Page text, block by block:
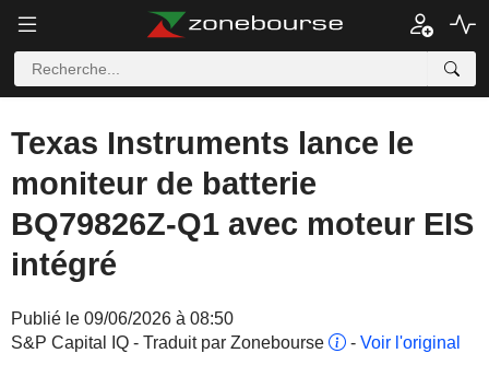
Texas Instruments lance le
moniteur de batterie
BQ79826Z-Q1 avec moteur EIS
intégré
Publié le 09/06/2026 à 08:50
S&P Capital IQ - Traduit par Zonebourse
- Voir l'original